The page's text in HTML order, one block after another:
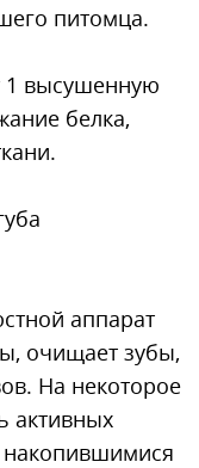
питомца.
1 высушенную
белка,
аппарат
очищает зубы,
На некоторое
активных
накопившимися